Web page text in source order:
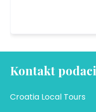
Kontakt podaci
Croatia Local Tours